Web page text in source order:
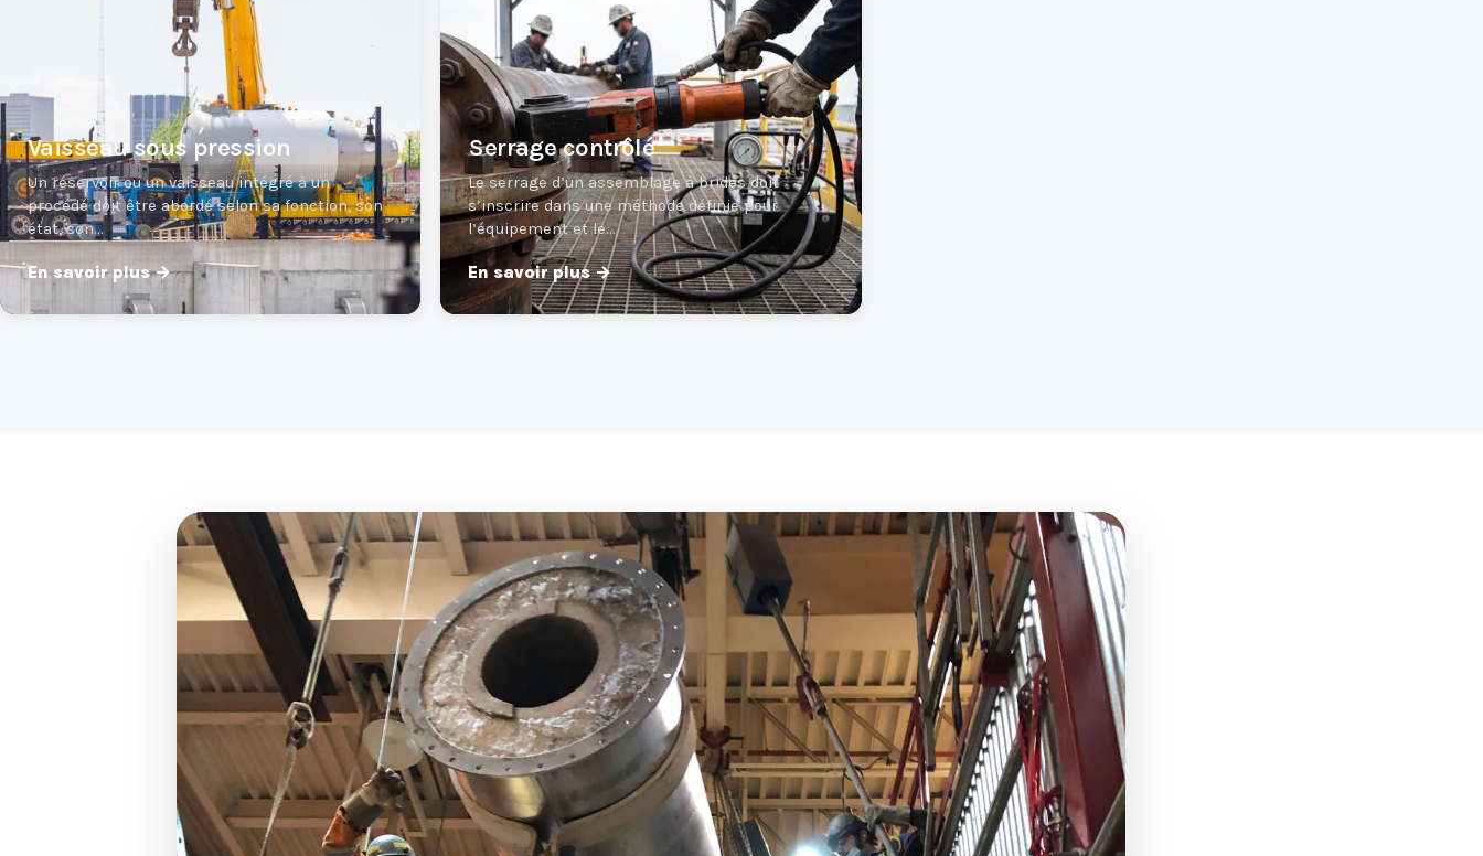
Vaisseau sous pression
Un réservoir ou un vaisseau intégré à un
procédé doit être abordé selon sa fonction, son
état, son…
En savoir plus →
Serrage contrôlé
Le serrage d’un assemblage à brides doit
s’inscrire dans une méthode définie pour
l’équipement et le…
En savoir plus →